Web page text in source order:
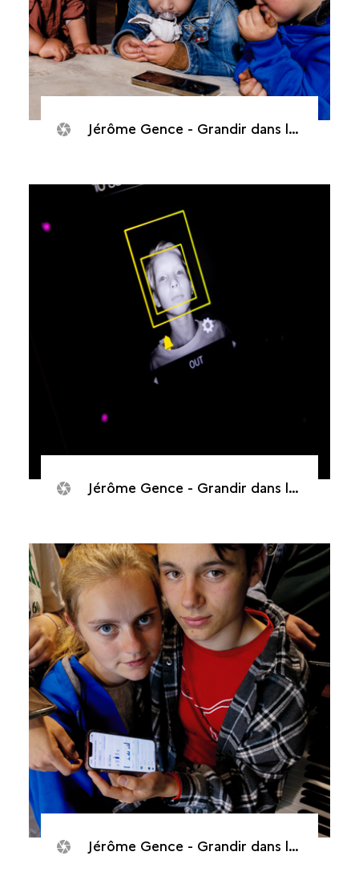
Jérôme Gence - Grandir dans la cour d’écrans
Jérôme Gence - Grandir dans la cour d’écrans
Jérôme Gence - Grandir dans la cour d’écrans